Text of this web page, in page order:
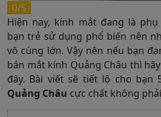
0/5
Hiện nay, kính mắt đang là phụ
bạn trẻ sử dụng phổ biến nên
vô cùng lớn. Vậy nên nếu bạn
bán mắt kính Quảng Châu thì
đây. Bài viết sẽ tiết lộ cho bạn
Quảng Châu cực chất không